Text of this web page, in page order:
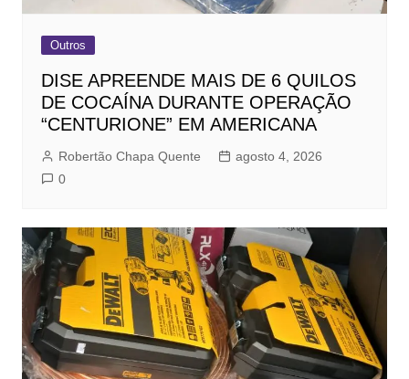
Outros
DISE APREENDE MAIS DE 6 QUILOS
DE COCAÍNA DURANTE OPERAÇÃO
“CENTURIONE” EM AMERICANA
Robertão Chapa Quente
agosto 4, 2026
0